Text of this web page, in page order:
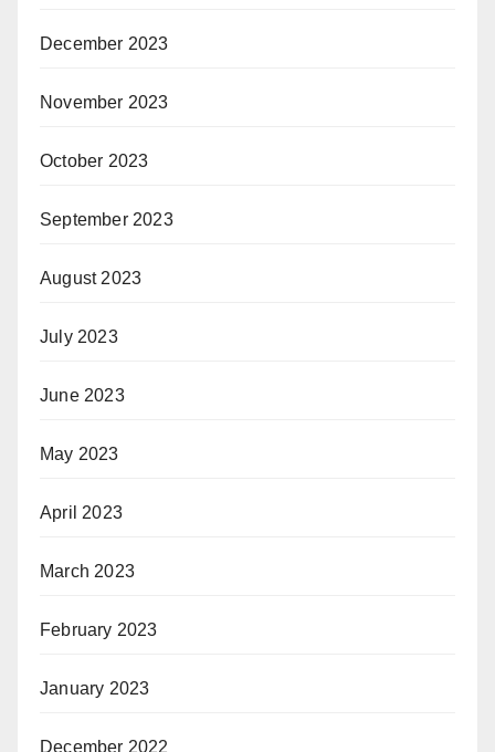
December 2023
November 2023
October 2023
September 2023
August 2023
July 2023
June 2023
May 2023
April 2023
March 2023
February 2023
January 2023
December 2022